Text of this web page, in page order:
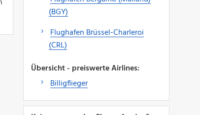
(BGY)
Flughafen Brüssel-Charleroi
(CRL)
Übersicht - preiswerte Airlines:
Billigflieger